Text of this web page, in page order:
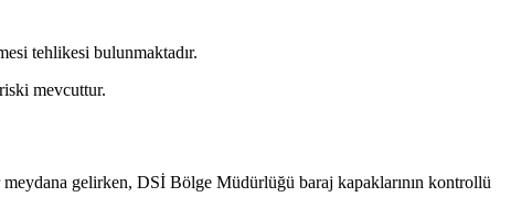
tehlikesi bulunmaktadır.
mevcuttur.
gelirken, DSİ Bölge Müdürlüğü baraj kapaklarının kontrollü